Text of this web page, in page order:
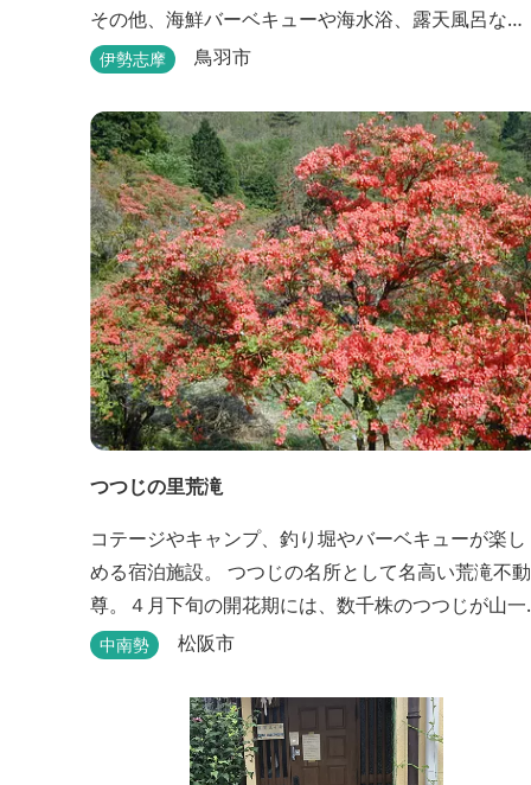
その他、海鮮バーベキューや海水浴、露天風呂な
ど。
伊勢志摩 鳥羽市
つつじの里荒滝
コテージやキャンプ、釣り堀やバーベキューが楽し
める宿泊施設。 つつじの名所として名高い荒滝不動
尊。４月下旬の開花期には、数千株のつつじが山一
面を赤く染め、辺りの山の新緑と見事なコントラス
ンフォメーションサイト ワクワク松阪 ...
中南勢 松阪市